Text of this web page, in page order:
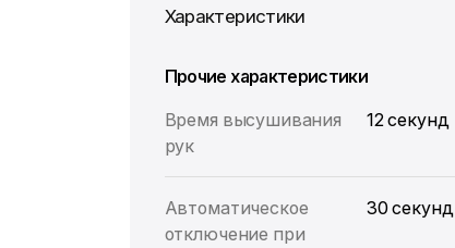
Характеристики
Прочие характеристики
Время высушивания
рук
12 секунд
Автоматическое
отключение при
30 секунд